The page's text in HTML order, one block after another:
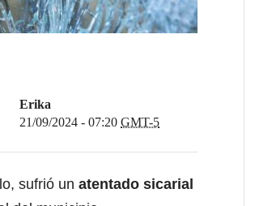
Erika
21/09/2024 - 07:20 GMT-5
sufrió un atentado sicarial